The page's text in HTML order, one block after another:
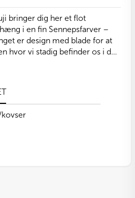
bringer dig her et flot
i en fin Sennepsfarver –
er design med blade for at
hvor vi stadig befinder os i den